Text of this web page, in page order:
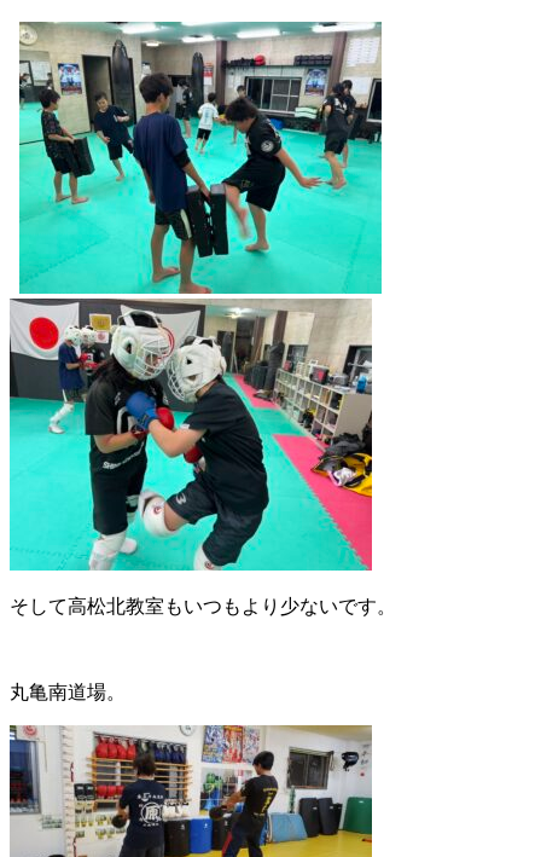
そして高松北教室もいつもより少ないです。
丸亀南道場。